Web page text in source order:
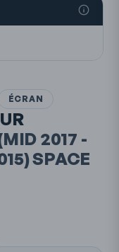
ÉCRAN
2017 -
SPACE